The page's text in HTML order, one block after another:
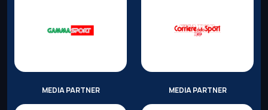
MEDIA PARTNER MEDIA PARTNER